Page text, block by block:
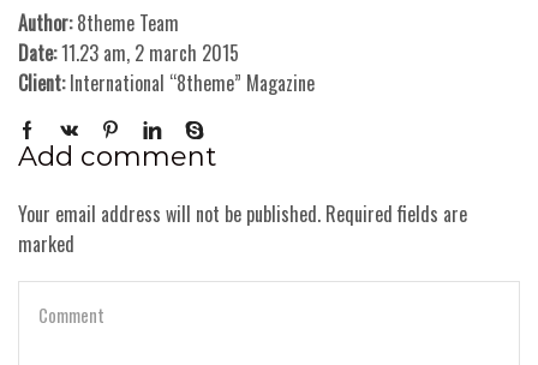
Author:8theme Team
Date:11.23 am, 2 march 2015
Client:International “8theme” Magazine
Add comment
Your email address will not be published. Required fields are
marked